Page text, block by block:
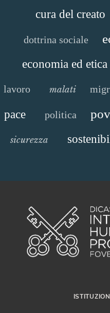
cura del creato
dottrina sociale
economia ed
lavoro malati
pace politica
sicurezza